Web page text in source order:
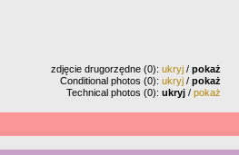
zdjęcie drugorzędne (0): ukryj / pokaż
Conditional photos (0): ukryj / pokaż
Technical photos (0): ukryj / pokaż